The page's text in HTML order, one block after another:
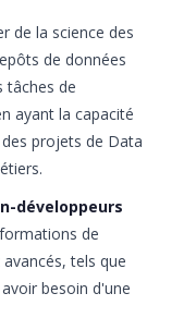
de la science des
de données
tâches de
ayant la capacité
projets de Data
développeurs
de
tels que
besoin d'une